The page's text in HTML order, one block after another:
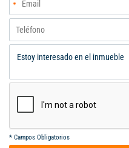
* Campos Obligatorios